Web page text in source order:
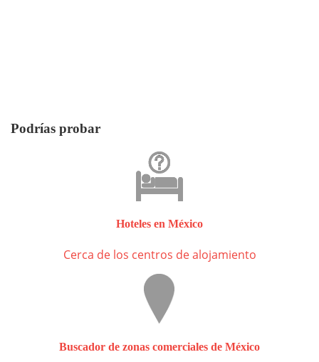
Podrías probar
Hoteles en México
Cerca de los centros de alojamiento
Buscador de zonas comerciales de México